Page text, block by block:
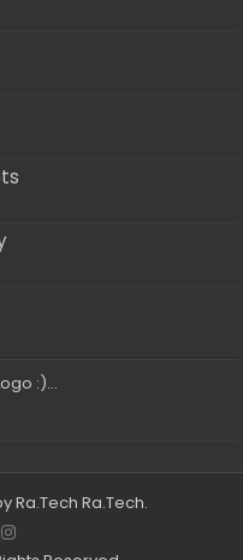
:)...
Ra.Tech Ra.Tech.